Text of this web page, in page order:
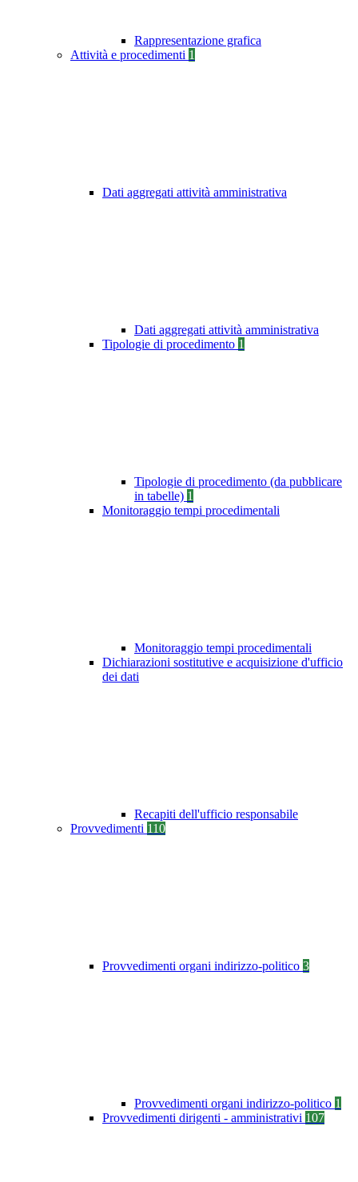
Rappresentazione grafica
Attività e procedimenti 1
Dati aggregati attività amministrativa
Dati aggregati attività amministrativa
Tipologie di procedimento 1
Tipologie di procedimento (da pubblicare
in tabelle) 1
Monitoraggio tempi procedimentali
Monitoraggio tempi procedimentali
Dichiarazioni sostitutive e acquisizione d'ufficio
dei dati
Recapiti dell'ufficio responsabile
Provvedimenti 110
Provvedimenti organi indirizzo-politico 3
Provvedimenti organi indirizzo-politico 1
Provvedimenti dirigenti - amministrativi 107